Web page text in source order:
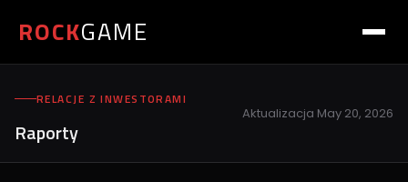
ROCKGAME
RELACJE Z INWESTORAMI
Raporty
Aktualizacja May 20, 2026